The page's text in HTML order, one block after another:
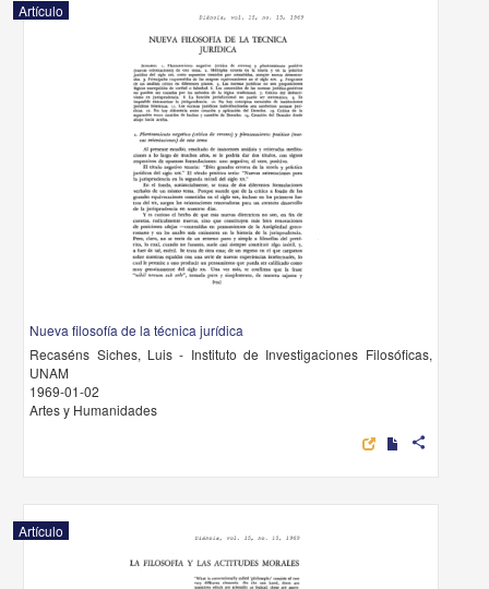
Artículo
Nueva filosofía de la técnica jurídica
Recaséns Siches, Luis - Instituto de Investigaciones Filosóficas,
UNAM
1969-01-02
Artes y Humanidades
share
Artículo